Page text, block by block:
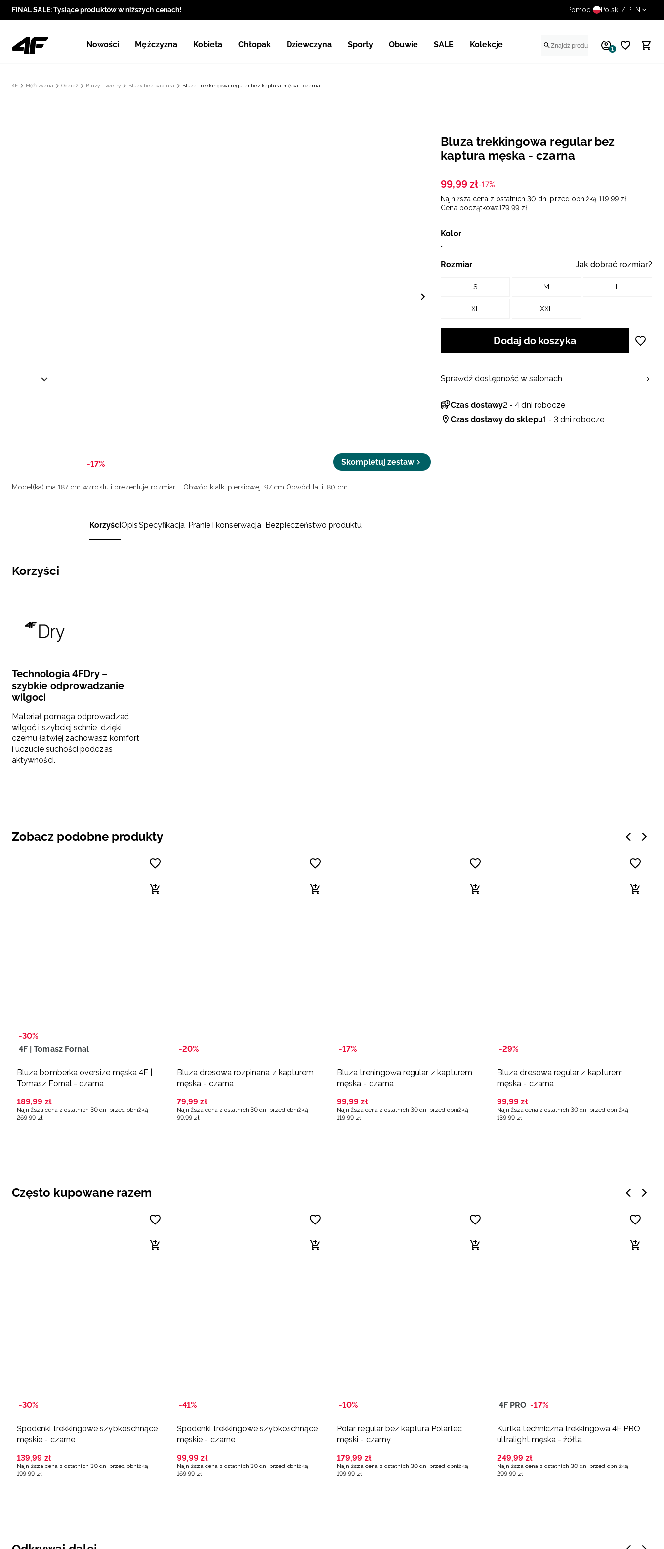
FINAL SALE: Tysiące produktów w niższych cenach! UWAGA NA FAŁSZYWE
Pomoc Polski / PLN
Nowości Mężczyzna Kobieta Chłopak Dziewczyna Sporty Obuwie SALE Kolekcje 1
4F Mężczyzna Odzież Bluzy i swetry Bluzy bez kaptura Bluza trekkingowa regular bez kaptura męska - czarna
-17% Skompletuj zestaw
Model(ka) ma 187 cm wzrostu i prezentuje rozmiar L Obwód klatki piersiowej: 97 cm Obwód talii: 80 cm
KorzyściOpisSpecyfikacja Pranie i konserwacja Bezpieczeństwo produktu
Korzyści
Technologia 4FDry –
szybkie odprowadzanie
wilgoci
Materiał pomaga odprowadzać
wilgoć i szybciej schnie, dzięki
czemu łatwiej zachowasz komfort
i uczucie suchości podczas
aktywności.
Bluza trekkingowa regular bez
kaptura męska - czarna
99,99 zł-17%
Najniższa cena z ostatnich 30 dni przed obniżką 119 99 zł
Cena początkowa179 99 zł
Kolor
Rozmiar Jak dobrać rozmiar?
S M
XL XXL
Dodaj do koszyka
Czas dostawy2 - 4 dni robocze
Czas dostawy do sklepu1 - 3 dni robocze
Sprawdź dostępność w salonach
Zobacz podobne produkty
-30%
4F | Tomasz Fornal
Bluza bomberka oversize męska 4F |
Tomasz Fornal - czarna
189,99 zł
Najniższa cena z ostatnich 30 dni przed obniżką
269,99 zł
-20%
Bluza dresowa rozpinana z kapturem
męska - czarna
79,99 zł
Najniższa cena z ostatnich 30 dni przed obniżką
99,99 zł
-17%
Bluza treningowa regular z kapturem
męska - czarna
99,99 zł
Najniższa cena z ostatnich 30 dni przed obniżką
119,99 zł
-29%
Bluza dresowa regular z kapturem
męska - czarna
99,99 zł
Najniższa cena z ostatnich 30 dni przed obniżką
139,99 zł
Często kupowane razem
-30%
Spodenki trekkingowe szybkoschnące
męskie - czarne
139,99 zł
Najniższa cena z ostatnich 30 dni przed obniżką
199 ,99 zł
-41%
Spodenki trekkingowe szybkoschnące
męskie - czarne
99,99 zł
Najniższa cena z ostatnich 30 dni przed obniżką
169 ,99 zł
-10%
Polar regular bez kaptura Polartec
męski - czarny
179,99 zł
Najniższa cena z ostatnich 30 dni przed obniżką
199 ,99 zł
4F PRO -17%
Kurtka techniczna trekkingowa 4F PRO
ultralight męska - żółta
249,99 zł
Najniższa cena z ostatnich 30 dni przed obniżką
299 ,99 zł